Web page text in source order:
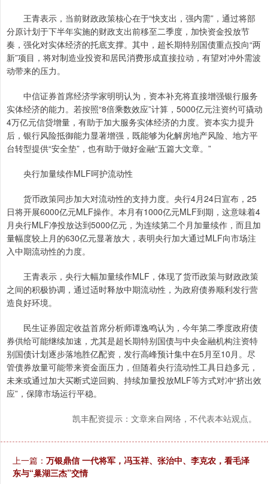
王青表示，当前财政政策核心在于“快支出，强内需”，通过将部
分原计划于下半年实施的财政支出前移至二季度，加快资金投放节
奏，强化对实体经济的托底支撑。其中，超长期特别国债重点投向“两
新”项目，将对制造业投资和居民消费形成直接拉动，有望对冲外需波
动带来的压力。
中信证券首席经济学家明明认为，资本补充将直接增强银行服务
实体经济的能力。若按照“8倍乘数效应”计算，5000亿元注资约可撬动
4万亿元信贷增量，有助于加大服务实体经济的力度。资本实力提升
后，银行风险抵御能力显著增强，既能够为化解房地产风险、地方平
台转型提供“安全垫”，也有助于做好金融“五篇大文章。”
央行加量续作MLF呵护流动性
货币政策同步加大对流动性的支持力度。央行4月24日宣布，25
日将开展6000亿元MLF操作。本月有1000亿元MLF到期，这意味着4
月央行MLF净投放达到5000亿元，为连续第二个月加量续作，而且加
量幅度较上月的630亿元显著放大，表明央行加大通过MLF向市场注
入中期流动性的力度。
王青表示，央行大幅加量续作MLF，体现了货币政策与财政政策
之间的积极协调，通过适时释放中期流动性，为政府债券顺利发行营
造良好环境。
民生证券固定收益首席分析师谭逸鸣认为，今年第二季度政府债
券供给可能继续加速，尤其是超长期特别国债与中央金融机构注资特
别国债计划逐步落地胜亿配资，发行高峰预计集中在5月至10月。尽
管债券放量可能带来资金面压力，但随着央行流动性工具日趋多元，
未来或通过加大买断式逆回购、持续加量投放MLF等方式对冲“挤出效
应”，保障市场运行平稳。
凯丰配资提示：文章来自网络，不代表本站观点。
上一篇： 万银鼎信 一代将军，冯玉祥、张治中、李克农，看毛泽
东与“巢湖三杰”交情